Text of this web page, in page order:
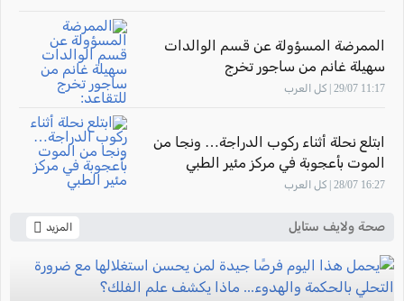
الممرضة المسؤولة عن قسم الوالدات
سهيلة غانم من ساجور تخرج
للتقاعد: "أشعر بالفخر لأنني ساهمت في
11:17 29/07 | كل العرب
ابتلع نحلة أثناء ركوب الدراجة… ونجا من
الموت بأعجوبة في مركز مئير الطبي
16:27 28/07 | كل العرب
صحة ولايف ستايل المزيد